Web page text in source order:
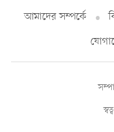
আমাদের সম্পর্কে